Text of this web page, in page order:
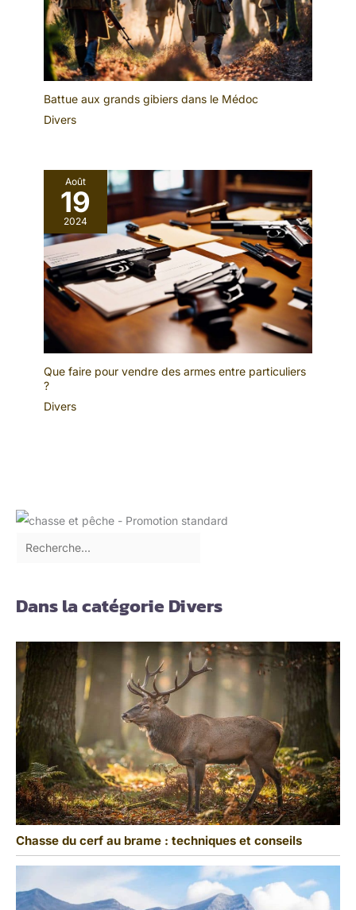
Battue aux grands gibiers dans le Médoc
Divers
Août
19
2024
Que faire pour vendre des armes entre particuliers
?
Divers
Dans la catégorie Divers
Chasse du cerf au brame : techniques et conseils